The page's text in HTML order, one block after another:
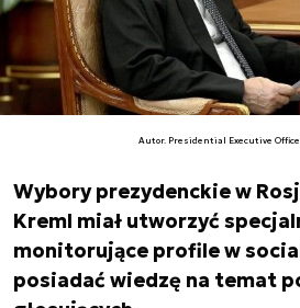
Autor. Presidential Executive
Wybory prezydenckie w
Kreml miał utworzyć
monitorujące profile w
posiadać wiedzę na temat